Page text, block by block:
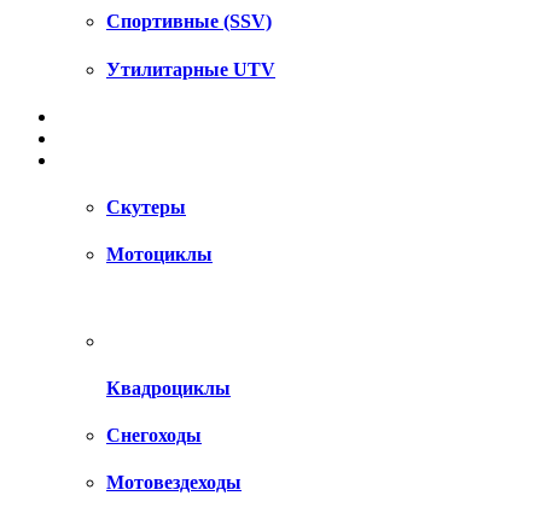
Спортивные (SSV)
Утилитарные UTV
Скутеры
Мотоциклы
Квадроциклы
Снегоходы
Мотовездеходы